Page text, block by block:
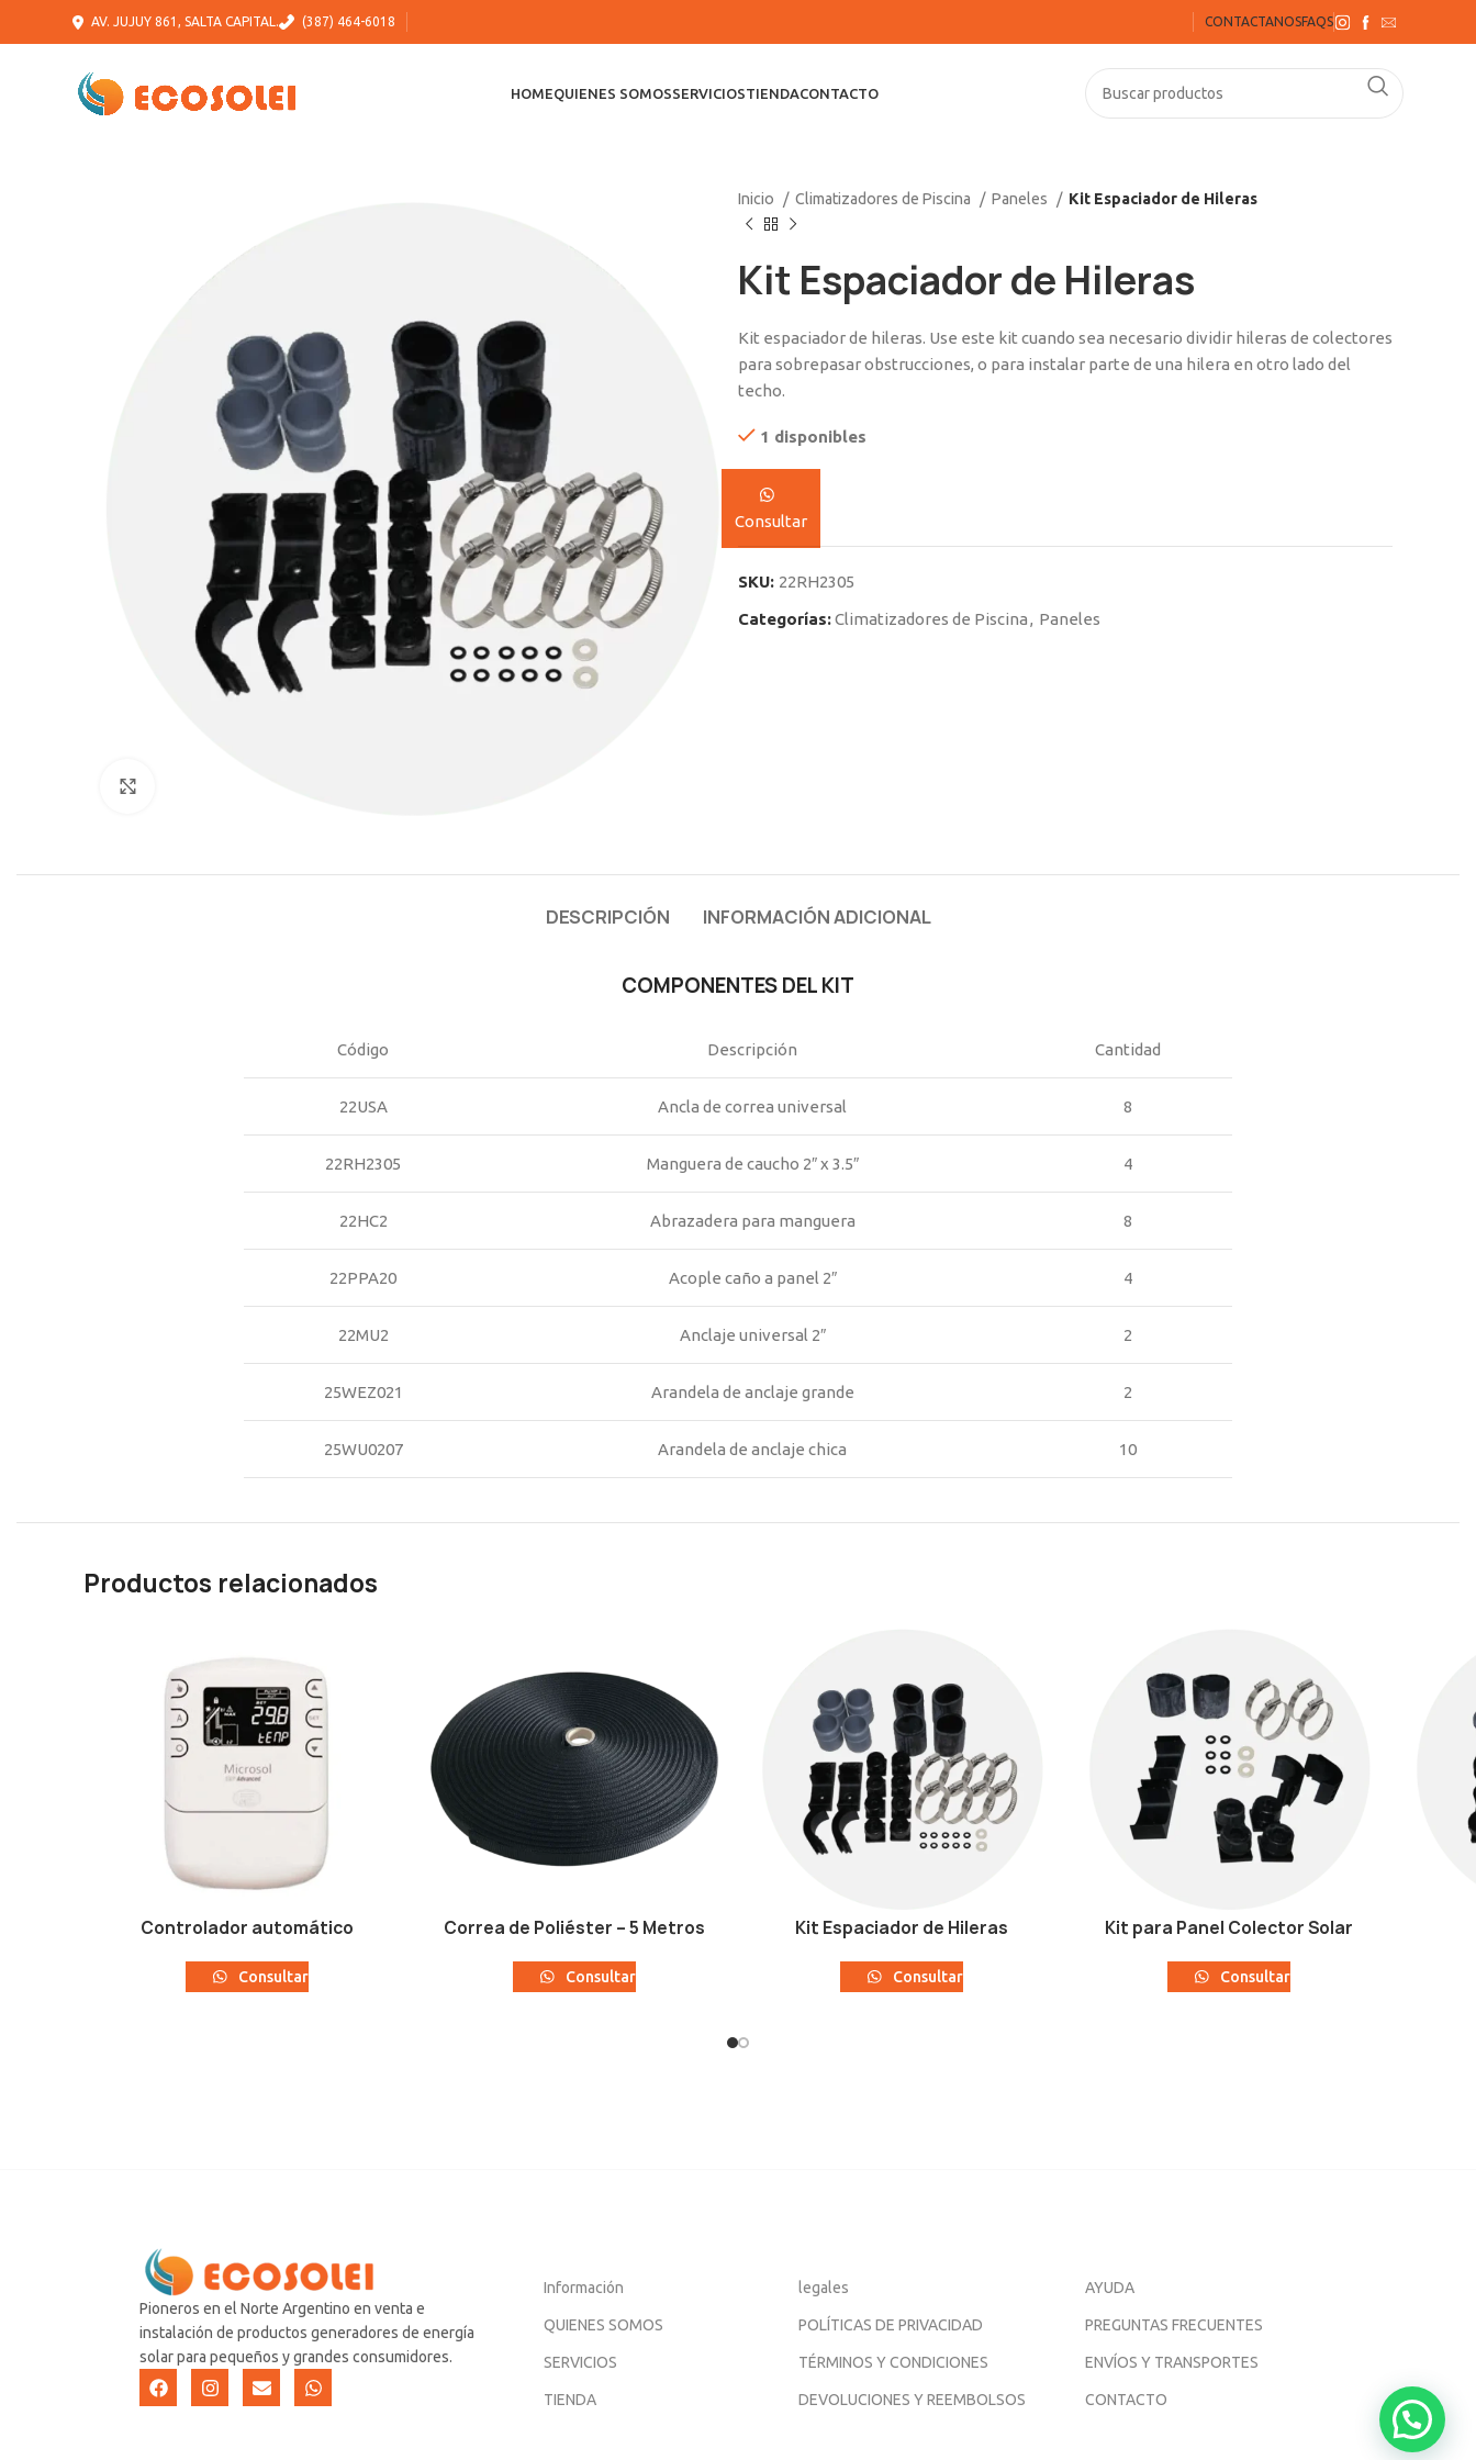
AV. JUJUY 861, SALTA CAPITAL. (387) 464-6018 CONTACTANOSFAQS
HOMEQUIENES SOMOSSERVICIOSTIENDACONTACTO
Inicio Climatizadores de Piscina Paneles Kit Espaciador de Hileras
Kit Espaciador de Hileras
Kit espaciador de hileras. Use este kit cuando sea necesario dividir hileras de colectores
para sobrepasar obstrucciones, o para instalar parte de una hilera en otro lado del
techo.
1 disponibles
Consultar
SKU: 22RH2305
Categorías:Climatizadores de Piscina, Paneles
DESCRIPCIÓN INFORMACIÓN ADICIONAL
COMPONENTES DEL KIT
Código Descripción Cantidad
22USA Ancla de correa universal 8
22RH2305 Manguera de caucho 2″ x 3.5″ 4
22HC2 Abrazadera para manguera 8
22PPA20 Acople caño a panel 2″ 4
22MU2 Anclaje universal 2″ 2
25WEZ021 Arandela de anclaje grande 2
25WU0207 Arandela de anclaje chica 10
Productos relacionados
LEER MÁSControlador automático
Consultar
Correa de Poliéster – 5 Metros
Consultar
Kit Espaciador de Hileras
Consultar
Kit para Panel Colector Solar
Consultar
Pioneros en el Norte Argentino en venta e
instalación de productos generadores de energía
solar para pequeños y grandes consumidores.
Información
QUIENES SOMOS
SERVICIOS
TIENDA
legales
POLÍTICAS DE PRIVACIDAD
TÉRMINOS Y CONDICIONES
DEVOLUCIONES Y REEMBOLSOS
AYUDA
PREGUNTAS FRECUENTES
ENVÍOS Y TRANSPORTES
CONTACTO